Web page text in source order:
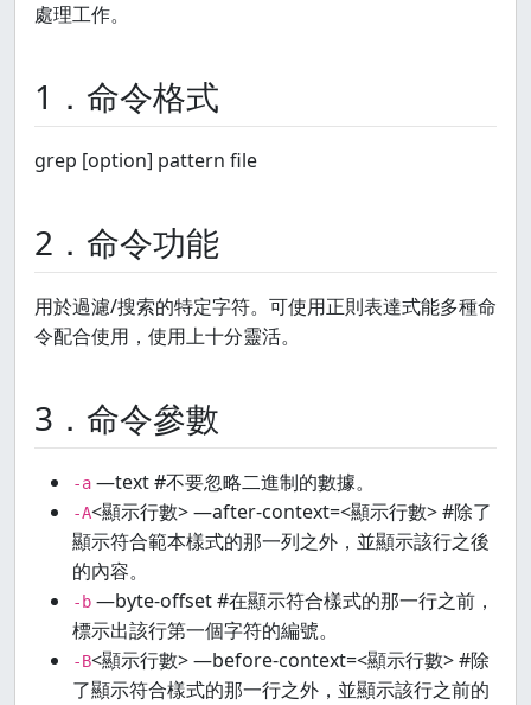
處理工作。
1．命令格式
grep [option] pattern file
2．命令功能
用於過濾/搜索的特定字符。可使用正則表達式能多種命
令配合使用，使用上十分靈活。
3．命令參數
-a —text #不要忽略二進制的數據。
-A<顯示行數> —after-context=<顯示行數> #除了
顯示符合範本樣式的那一列之外，並顯示該行之後
的內容。
-b —byte-offset #在顯示符合樣式的那一行之前，
標示出該行第一個字符的編號。
-B<顯示行數> —before-context=<顯示行數> #除
了顯示符合樣式的那一行之外，並顯示該行之前的